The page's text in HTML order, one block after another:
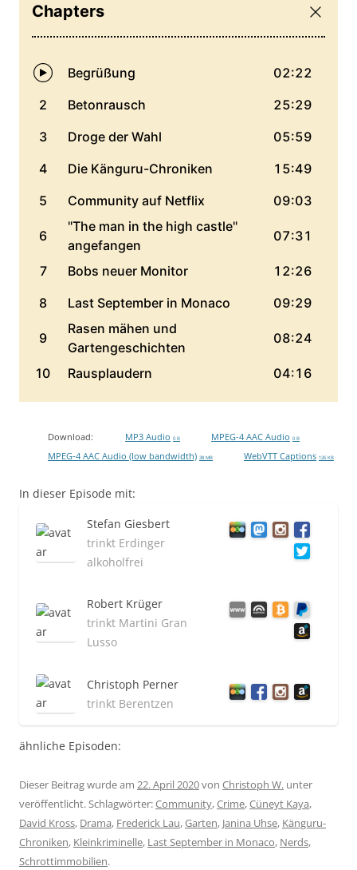
Download: MP3 Audio 0 B MPEG-4 AAC Audio 0 B
MPEG-4 AAC Audio (low bandwidth) 38 MB WebVTT Captions 126 KB
In dieser Episode mit:
Stefan Giesbert
trinkt Erdinger
alkoholfrei
Robert Krüger
trinkt Martini Gran
Lusso
Christoph Perner
trinkt Berentzen
ähnliche Episoden:
Dieser Beitrag wurde am 22. April 2020von Christoph W. unter
veröffentlicht. Schlagwörter:Community,Crime,Cüneyt Kaya,
David Kross, Drama, Frederick Lau,Garten, Janina Uhse, Känguru-
Chroniken, Kleinkriminelle, Last September in Monaco, Nerds,
Schrottimmobilien.